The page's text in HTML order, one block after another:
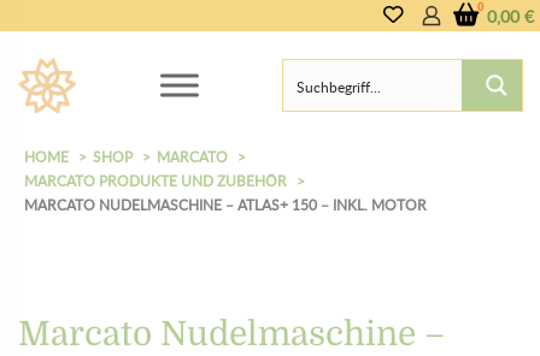
0,00€
HOME SHOP
MARCATO
MARCATO PRODUKTE UND ZUBEHÖR
MARCATO NUDELMASCHINE – ATLAS+ 150 – INKL. MOTOR
Marcato Nudelmaschine –